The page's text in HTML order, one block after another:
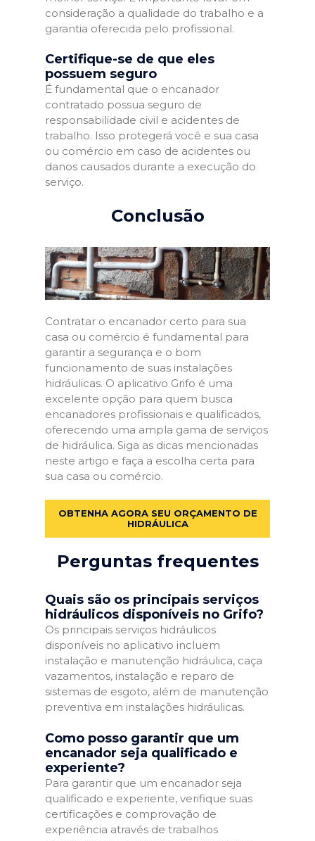
consideração a qualidade do trabalho e a
garantia oferecida pelo profissional.
Certifique-se de que eles
possuem seguro
É fundamental que o encanador
contratado possua seguro de
responsabilidade civil e acidentes de
trabalho. Isso protegerá você e sua casa
ou comércio em caso de acidentes ou
danos causados durante a execução do
serviço.
Conclusão
Contratar o encanador certo para sua
casa ou comércio é fundamental para
garantir a segurança e o bom
funcionamento de suas instalações
hidráulicas. O aplicativo Grifo é uma
excelente opção para quem busca
encanadores profissionais e qualificados,
oferecendo uma ampla gama de serviços
de hidráulica. Siga as dicas mencionadas
neste artigo e faça a escolha certa para
sua casa ou comércio.
OBTENHA AGORA SEU ORÇAMENTO DE
HIDRÁULICA
Perguntas frequentes
Quais são os principais serviços
hidráulicos disponíveis no Grifo?
Os principais serviços hidráulicos
disponíveis no aplicativo incluem
instalação e manutenção hidráulica, caça
vazamentos, instalação e reparo de
sistemas de esgoto, além de manutenção
preventiva em instalações hidráulicas.
Como posso garantir que um
encanador seja qualificado e
experiente?
Para garantir que um encanador seja
qualificado e experiente, verifique suas
certificações e comprovação de
experiência através de trabalhos